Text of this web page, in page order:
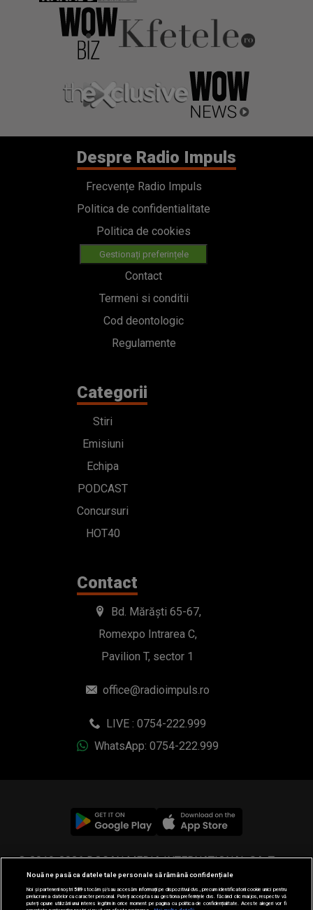
Despre Radio Impuls
Frecvențe Radio Impuls
Politica de confidentialitate
Politica de cookies
Gestionați preferințele
Contact
Termeni si conditii
Cod deontologic
Regulamente
Categorii
Stiri
Emisiuni
Echipa
PODCAST
Concursuri
HOT40
Contact
Bd. Mărăști 65-67,
Romexpo Intrarea C,
Pavilion T, sector 1
office@radioimpuls.ro
LIVE : 0754-222.999
WhatsApp: 0754-222.999
© 2019-2026 DOGAN MEDIA INTERNATIONAL SA, Toate
drepturile rezervate.
Nouă ne pasă ca datele tale personale să rămână confidențiale
Noi și partenerii noștri589stocăm și/sau accesăm informații pe dispozitivul dvs., precum identificatorii cookie unici pentru
prelucrarea datelor cu caracter personal. Puteți accepta sau gestiona preferințele dvs. făcând clic mai jos, respectiv vă
puteți opune utilizării unui interes legitim în orice moment pe pagina cu politica de confidențialitate. Aceste alegeri vor fi